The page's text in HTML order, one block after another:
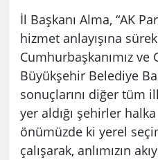
İl Başkanı Alma, “AK
hizmet anlayışına
Cumhurbaşkanımız ve
Büyükşehir Belediye
sonuçlarını diğer tüm
yer aldığı şehirler
önümüzde ki yerel
çalışarak, anlımızın